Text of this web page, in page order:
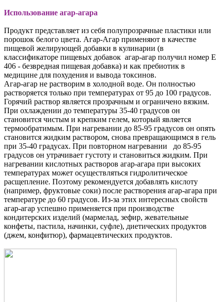
Использование агар-агара
Продукт представляет из себя полупрозрачные пластики или
порошок белого цвета. Агар-Агар применяют в качестве
пищевой желирующей добавки в кулинарии (в
классификаторе пищевых добавок aгар-агар получил номер E
406 - безвредная пищевая добавка) и как пребиотик в
медицине для похудения и вывода токсинов.
Агар-агар не растворим в холодной воде. Он полностью
растворяется только при температурах от 95 до 100 градусов.
Горячий раствор является прозрачным и ограничено вязким.
При охлаждении до температуры 35-40 градусов он
становится чистым и крепким гелем, который является
термообратимым. При нагревании до 85-95 градусов он опять
становится жидким раствором, снова превращающимся в гель
при 35-40 градусах. При повторном нагревании до 85-95
градусов он утрачивает густоту и становиться жидким. При
нагревании кислотных растворов агар-агара при высоких
температурах может осуществляться гидролитическое
расщепление. Поэтому рекомендуется добавлять кислоту
(например, фруктовые соки) после растворения агар-агара при
температуре до 60 градусов. Из-за этих интересных свойств
агар-агар успешно применяется при производстве
кондитерских изделий (мармелад, зефир, жевательные
конфеты, пастила, начинки, суфле), диетических продуктов
(джем, конфитюр), фармацевтических продуктов.